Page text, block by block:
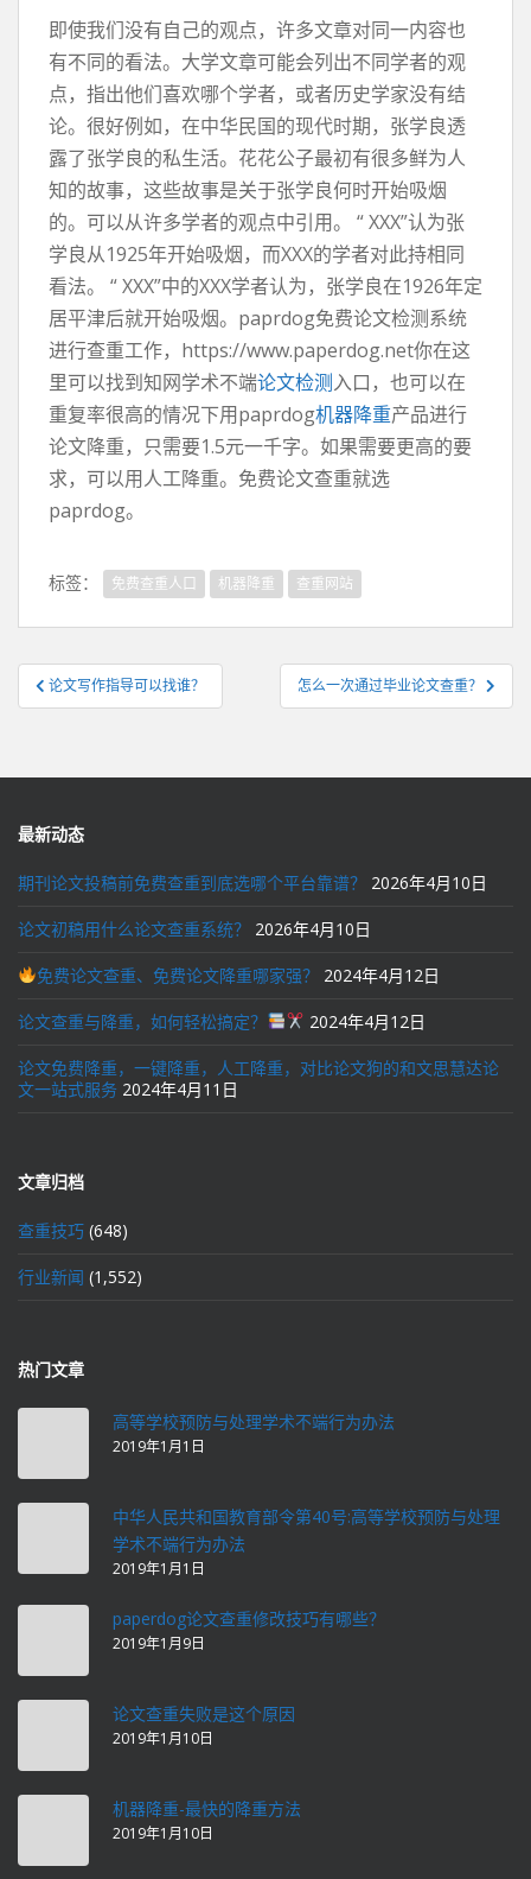
即使我们没有自己的观点，许多文章对同一内容也
有不同的看法。大学文章可能会列出不同学者的观
点，指出他们喜欢哪个学者，或者历史学家没有结
论。很好例如，在中华民国的现代时期，张学良透
露了张学良的私生活。花花公子最初有很多鲜为人
知的故事，这些故事是关于张学良何时开始吸烟
的。可以从许多学者的观点中引用。 “ XXX”认为张
学良从1925年开始吸烟，而XXX的学者对此持相同
看法。 “ XXX”中的XXX学者认为，张学良在1926年定
居平津后就开始吸烟。paprdog免费论文检测系统
进行查重工作，https://www.paperdog.net你在这
里可以找到知网学术不端论文检测入口，也可以在
重复率很高的情况下用paprdog机器降重产品进行
论文降重，只需要1.5元一千字。如果需要更高的要
求，可以用人工降重。免费论文查重就选
paprdog。
标签： 免费查重人口 机器降重 查重网站
文
章
航
论文写作指导可以找谁？ 怎么一次通过毕业论文查重？
最新动态
期刊论文投稿前免费查重到底选哪个平台靠谱？ 2026年4月10日
论文初稿用什么论文查重系统？ 2026年4月10日
免费论文查重、免费论文降重哪家强？ 2024年4月12日
论文查重与降重，如何轻松搞定？ 2024年4月12日
论文免费降重，一键降重，人工降重，对比论文狗的和文思慧达论
文一站式服务 2024年4月11日
文章归档
查重技巧 (648)
行业新闻 (1,552)
热门文章
高等学校预防与处理学术不端行为办法
2019年1月1日
中华人民共和国教育部令第40号:高等学校预防与处理
学术不端行为办法
2019年1月1日
paperdog论文查重修改技巧有哪些？
2019年1月9日
论文查重失败是这个原因
2019年1月10日
机器降重-最快的降重方法
2019年1月10日